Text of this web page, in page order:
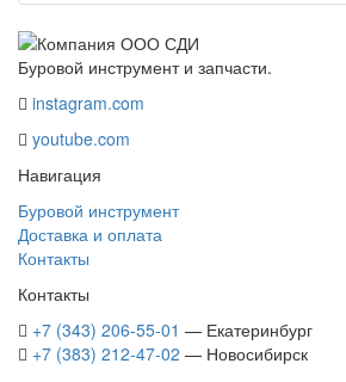
Буровой инструмент и запчасти.
instagram.com
youtube.com
Навигация
Буровой инструмент
Доставка и оплата
Контакты
Контакты
+7 (343) 206-55-01 — Екатеринбург
+7 (383) 212-47-02 — Новосибирск